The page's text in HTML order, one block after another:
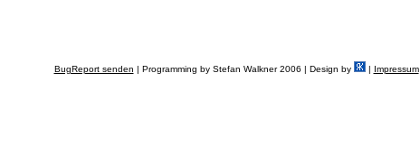
BugReport senden | Programming by Stefan Walkner 2006 | Design by | Impressum